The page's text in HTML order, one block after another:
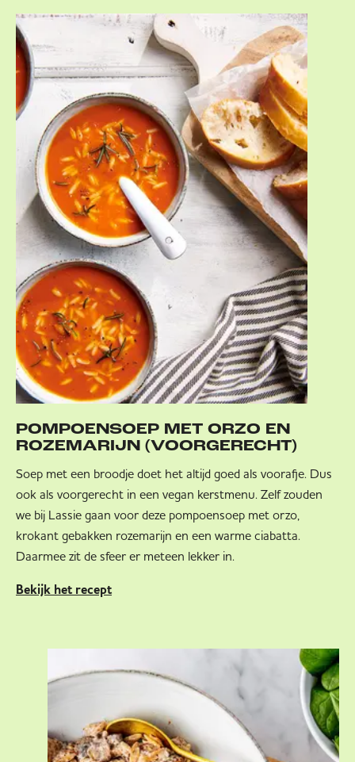
POMPOENSOEP MET ORZO EN
ROZEMARIJN (VOORGERECHT)
Soep met een broodje doet het altijd goed als voorafje. Dus
ook als voorgerecht in een vegan kerstmenu. Zelf zouden
we bij Lassie gaan voor deze pompoensoep met orzo,
krokant gebakken rozemarijn en een warme ciabatta.
Daarmee zit de sfeer er meteen lekker in.
Bekijk het recept